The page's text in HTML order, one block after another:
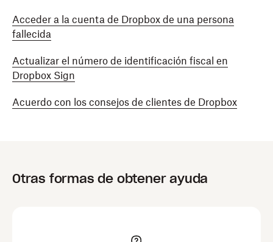
Acceder a la cuenta de Dropbox de una persona
fallecida
Actualizar el número de identificación fiscal en
Dropbox Sign
Acuerdo con los consejos de clientes de Dropbox
Otras formas de obtener ayuda